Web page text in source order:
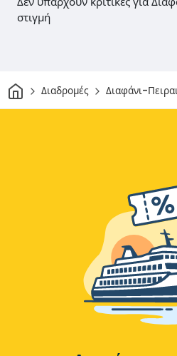
στιγμή
ΣπίτιΔιαδρομές Διαφάνι-